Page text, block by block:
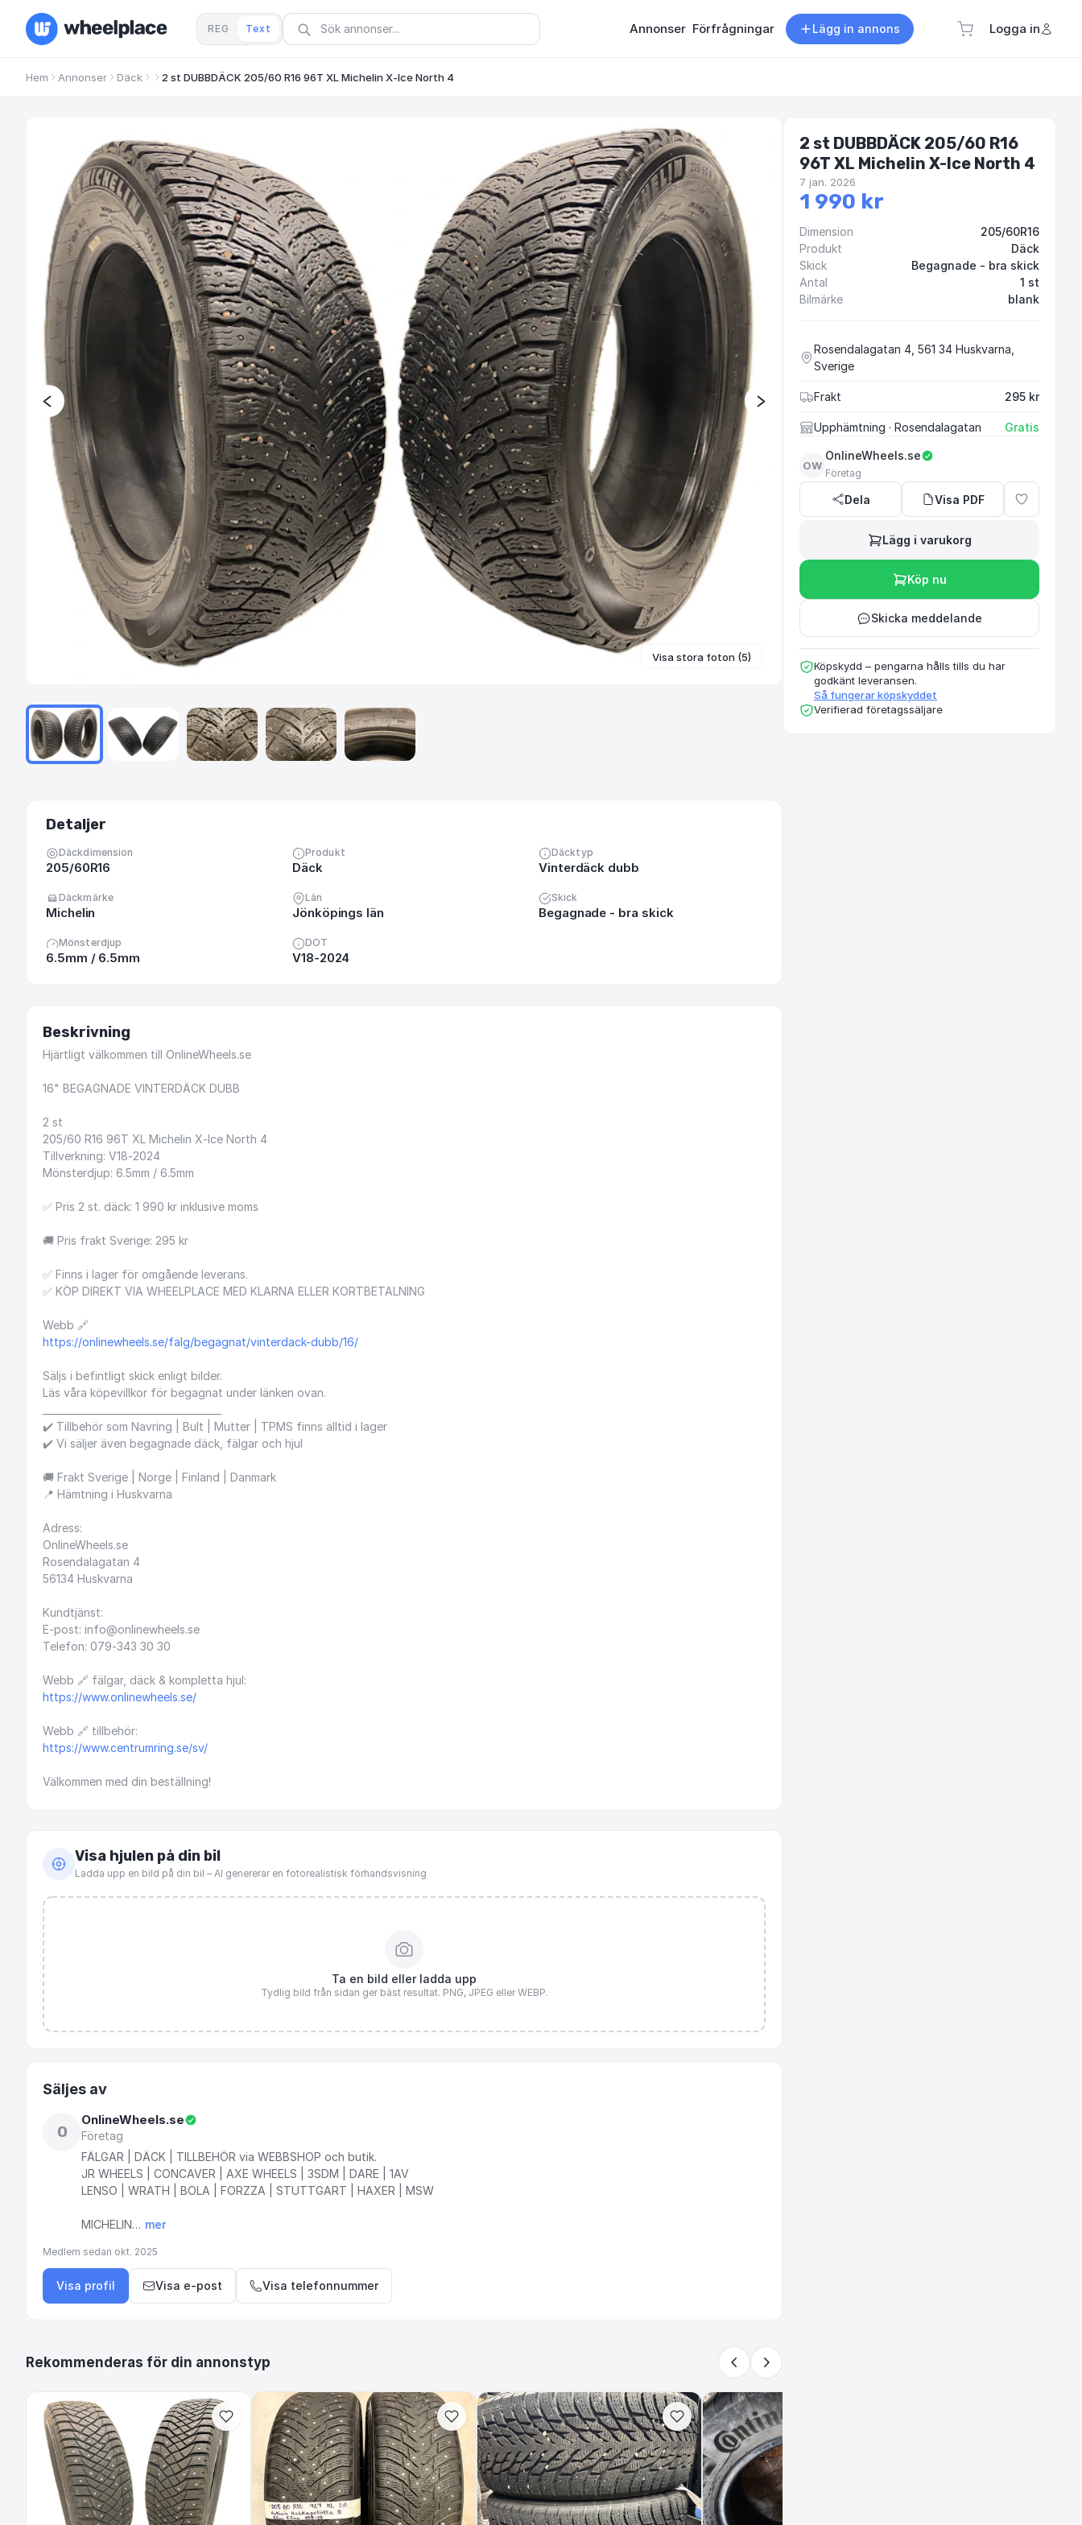
REG Text Annonser Förfrågningar Lägg in annons Logga in
Hem Annonser Däck 2 st DUBBDÄCK 205/60 R16 96T XL Michelin X-Ice North 4
CONCAVER | AXE
PIRELLI | DUNLOP |
Visa stora foton (5)
Detaljer
Däckdimension
205/60R16
Produkt
Däck
Däcktyp
Vinterdäck dubb
Däckmärke
Michelin
Län
Jönköpings län
Skick
Begagnade - bra skick
Mönsterdjup
6.5mm / 6.5mm
DOT
V18-2024
Beskrivning
Hjärtligt välkommen till OnlineWheels.se
16" BEGAGNADE VINTERDÄCK DUBB
2 st
205​/​60 R16 96T XL Michelin X-Ice North 4
Tillverkning: V18-2024
Mönsterdjup: 6.5mm ​/​ 6.5mm
✅ Pris 2 st. däck: 1 990 kr inklusive moms
🚚 Pris frakt Sverige: 295 kr
✅ Finns i lager för omgående leverans.
✅ KÖP DIREKT VIA WHEELPLACE MED KLARNA ELLER KORTBETALNING
Webb 🔗
https://onlinewheels.se/falg/begagnat/vinterdack-dubb/16/
Säljs i befintligt skick enligt bilder.
Läs våra köpevillkor för begagnat under länken ovan.
✔️ Tillbehör som Navring Bult Mutter TPMS finns alltid i lager
✔️ Vi säljer även begagnade däck, fälgar och hjul
🚚 Frakt Sverige Norge Finland
Danmark
📍 Hämtning i Huskvarna
Adress:
OnlineWheels.se
Rosendalagatan 4
56134 Huskvarna
Kundtjänst:
E-post: info@onlinewheels.se
Telefon: 079-343 30 30
Webb 🔗 fälgar, däck & kompletta hjul:
https://www.onlinewheels.se/
Webb 🔗 tillbehör:
https://www.centrumring.se/sv/
Välkommen med din beställning!
Visa hjulen på din bil
Ladda upp en bild på din bil – AI genererar en fotorealistisk förhandsvisning
Ta en bild eller ladda upp
Tydlig bild från sidan ger bäst resultat. PNG, JPEG eller WEBP.
Säljes av
O
OnlineWheels.se
Företag
FÄLGAR
DÄCK TILLBEHÖR via WEBBSHOP och butik.
JR WHEELS CONCAVER AXE WHEELS 3SDM DARE
1AV
LENSO
WRATH BOLA FORZZA STUTTGART HAXER MSW
MICHELIN… mer
Medlem sedan okt. 2025
Visa profil Visa e-post Visa telefonnummer
Rekommenderas för din annonstyp
2 st DUBBDÄCK 205/60 R16
96T XL Michelin X-Ice North 4
7 jan. 2026
1 990 kr
Dimension
205/60R16
Produkt
Däck
Skick
Begagnade - bra skick
Antal
1 st
Bilmärke
blank
Rosendalagatan 4, 561 34 Huskvarna,
Sverige
Frakt 295 kr
Upphämtning · Rosendalagatan Gratis
OW
OnlineWheels.se
Företag
Dela Visa PDF
Lägg i varukorg
Köp nu
Skicka meddelande
Köpskydd – pengarna hålls tills du har
godkänt leveransen.
Så fungerar köpskyddet
Verifierad företagssäljare